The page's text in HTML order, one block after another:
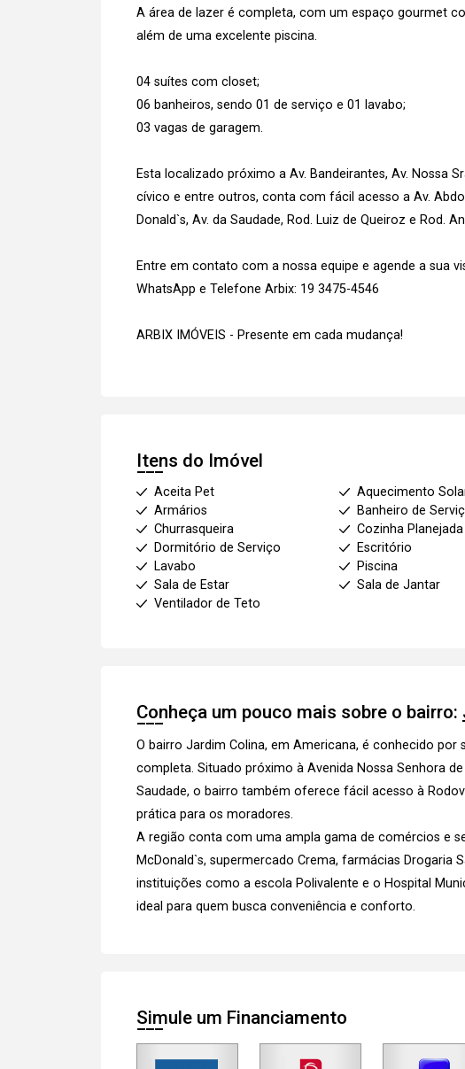
A área de lazer é completa, com um espaço gourmet
além de uma excelente piscina.
04 suítes com closet;
06 banheiros, sendo 01 de serviço e 01 lavabo;
03 vagas de garagem.
Esta localizado próximo a Av. Bandeirantes, Av. Nossa
cívico e entre outros, conta com fácil acesso a Av.
Donald`s, Av. da Saudade, Rod. Luiz de Queiroz e Rod.
Entre em contato com a nossa equipe e agende a sua
WhatsApp e Telefone Arbix: 19 3475-4546
ARBIX IMÓVEIS - Presente em cada mudança!
Itens do Imóvel
Aceita Pet Aquecimento
Armários
Banheiro de
Churrasqueira
Cozinha Planejada
Dormitório de Serviço
Escritório
Lavabo
Piscina
Sala de Estar
Sala de Jantar
Ventilador de Teto
Conheça um pouco mais sobre o bairro:
O bairro Jardim Colina, em Americana, é conhecido
completa. Situado próximo à Avenida Nossa Senhora
Saudade, o bairro também oferece fácil acesso à
prática para os moradores.
A região conta com uma ampla gama de comércios e
McDonald`s, supermercado Crema, farmácias Drogaria
instituições como a escola Polivalente e o Hospital
ideal para quem busca conveniência e conforto.
Simule um Financiamento